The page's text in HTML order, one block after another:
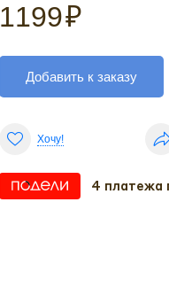
1199₽
Добавить к заказу
Хочу!
4 платежа